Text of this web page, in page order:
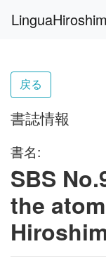
戻る
書誌情報
書名:
SBS
the